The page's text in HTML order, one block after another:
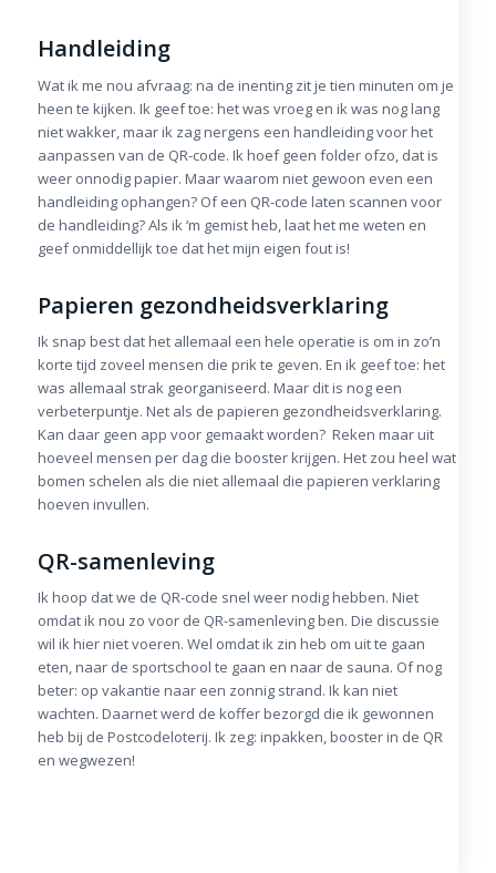
Handleiding
Wat ik me nou afvraag: na de inenting zit je tien minuten om je
heen te kijken. Ik geef toe: het was vroeg en ik was nog lang
niet wakker, maar ik zag nergens een handleiding voor het
aanpassen van de QR-code. Ik hoef geen folder ofzo, dat is
weer onnodig papier. Maar waarom niet gewoon even een
handleiding ophangen? Of een QR-code laten scannen voor
de handleiding? Als ik ‘m gemist heb, laat het me weten en
geef onmiddellijk toe dat het mijn eigen fout is!
Papieren gezondheidsverklaring
Ik snap best dat het allemaal een hele operatie is om in zo’n
korte tijd zoveel mensen die prik te geven. En ik geef toe: het
was allemaal strak georganiseerd. Maar dit is nog een
verbeterpuntje. Net als de papieren gezondheidsverklaring.
Kan daar geen app voor gemaakt worden? Reken maar uit
hoeveel mensen per dag die booster krijgen. Het zou heel wat
bomen schelen als die niet allemaal die papieren verklaring
hoeven invullen.
QR-samenleving
Ik hoop dat we de QR-code snel weer nodig hebben. Niet
omdat ik nou zo voor de QR-samenleving ben. Die discussie
wil ik hier niet voeren. Wel omdat ik zin heb om uit te gaan
eten, naar de sportschool te gaan en naar de sauna. Of nog
beter: op vakantie naar een zonnig strand. Ik kan niet
wachten. Daarnet werd de koffer bezorgd die ik gewonnen
heb bij de Postcodeloterij. Ik zeg: inpakken, booster in de QR
en wegwezen!